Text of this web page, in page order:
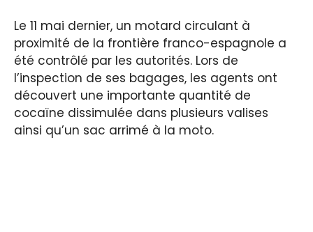
Le 11 mai dernier, un motard circulant à
proximité de la frontière franco-espagnole a
été contrôlé par les autorités. Lors de
l’inspection de ses bagages, les agents ont
découvert une importante quantité de
cocaïne dissimulée dans plusieurs valises
ainsi qu’un sac arrimé à la moto.